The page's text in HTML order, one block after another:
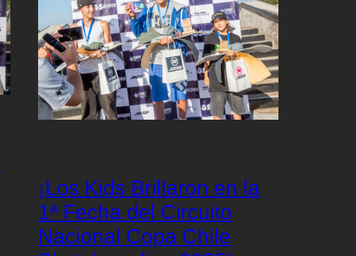
¡Los Kids Brillaron en la
1ª Fecha del Circuito
Nacional Copa Chile